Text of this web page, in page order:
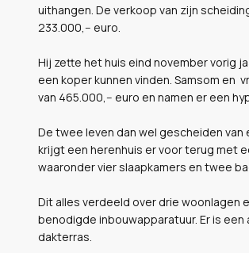
uithangen. De verkoop van zijn
233.000,-- euro.
Hij zette het huis eind november vorig
een koper kunnen vinden. Samsom en
van 465.000,-- euro en namen er een
De twee leven dan wel gescheiden
krijgt een herenhuis er voor terug met
waaronder vier slaapkamers en twee
Dit alles verdeeld over drie woonlagen
benodigde inbouwapparatuur. Er is
dakterras.